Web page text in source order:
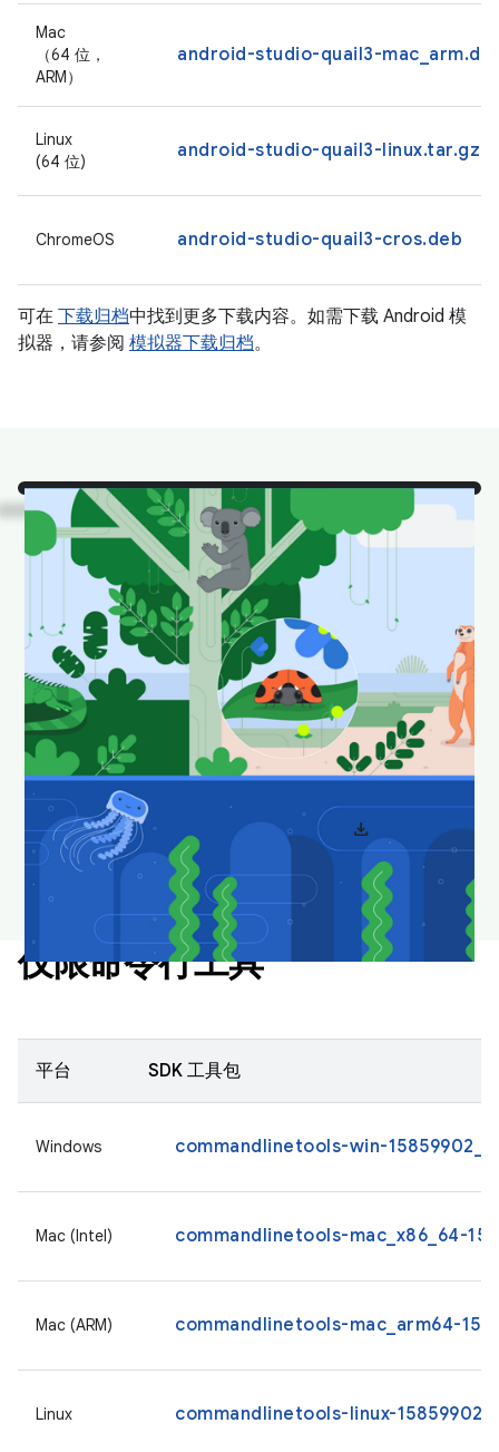
Mac
（64 位，
ARM）
android-studio-quail3-
Linux
(64 位)
android-studio-quail3-linux.tar.gz
ChromeOS android-studio-quail3-cros.deb
可在 下载归档中找到更多下载内容。如需下载 Android 模
拟器，请参阅 模拟器下载归档。
看！ 这些是 Android
Studio 中一些我们喜爱的
动物在其自然栖息地中的
照片。
下载并设置为壁纸，让您的桌面看起来时尚新颖。
下载 Android Studio 壁纸 download
仅限命令行工具
平台 SDK 工具包
Windows commandlinetools-win-
Mac (Intel) commandlinetools-mac_x86_64-
Mac (ARM) commandlinetools-mac_arm64-
Linux commandlinetools-linux-